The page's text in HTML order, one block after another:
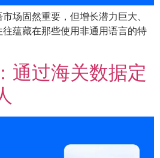
场固然重要，但增长潜力巨大、
蕴藏在那些使用非通用语言的特
通过海关数据定